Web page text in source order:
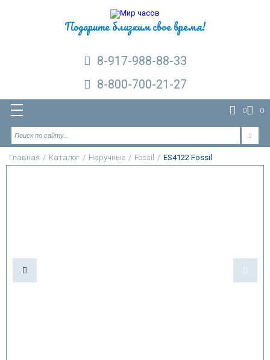
Подарите близким свое время!
8-917-988-88-33
8-800-700-21-27
0 0
Главная / Каталог / Наручные / Fossil / ES4122 Fossil